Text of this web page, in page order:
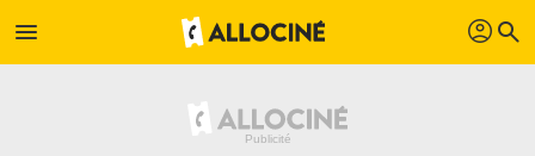
menu profil search